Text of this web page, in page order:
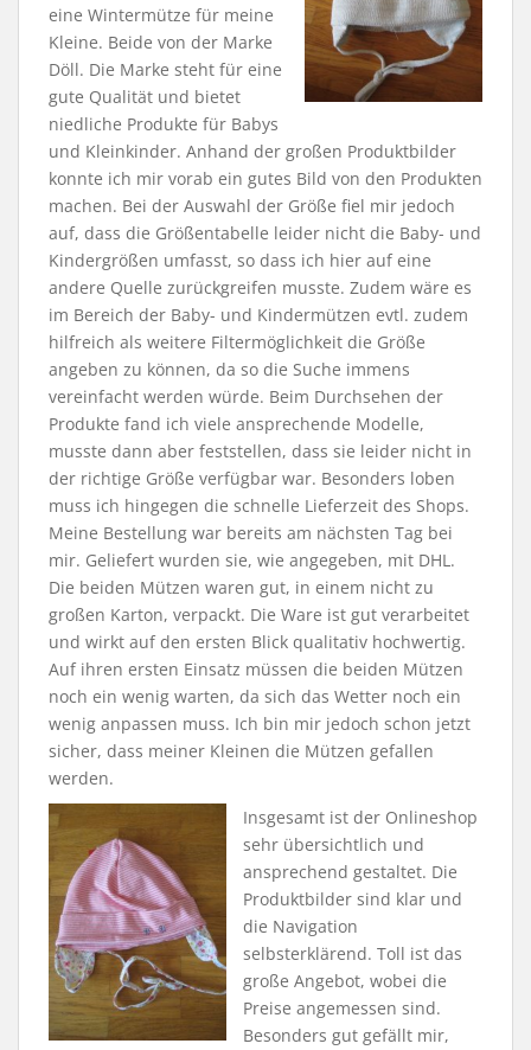
eine Wintermütze für meine
Kleine. Beide von der Marke
Döll. Die Marke steht für eine
gute Qualität und bietet
niedliche Produkte für Babys
und Kleinkinder. Anhand der großen Produktbilder
konnte ich mir vorab ein gutes Bild von den Produkten
machen. Bei der Auswahl der Größe fiel mir jedoch
auf, dass die Größentabelle leider nicht die Baby- und
Kindergrößen umfasst, so dass ich hier auf eine
andere Quelle zurückgreifen musste. Zudem wäre es
im Bereich der Baby- und Kindermützen evtl. zudem
hilfreich als weitere Filtermöglichkeit die Größe
angeben zu können, da so die Suche immens
vereinfacht werden würde. Beim Durchsehen der
Produkte fand ich viele ansprechende Modelle,
musste dann aber feststellen, dass sie leider nicht in
der richtige Größe verfügbar war. Besonders loben
muss ich hingegen die schnelle Lieferzeit des Shops.
Meine Bestellung war bereits am nächsten Tag bei
mir. Geliefert wurden sie, wie angegeben, mit DHL.
Die beiden Mützen waren gut, in einem nicht zu
großen Karton, verpackt. Die Ware ist gut verarbeitet
und wirkt auf den ersten Blick qualitativ hochwertig.
Auf ihren ersten Einsatz müssen die beiden Mützen
noch ein wenig warten, da sich das Wetter noch ein
wenig anpassen muss. Ich bin mir jedoch schon jetzt
sicher, dass meiner Kleinen die Mützen gefallen
werden.
Insgesamt ist der Onlineshop
sehr übersichtlich und
ansprechend gestaltet. Die
Produktbilder sind klar und
die Navigation
selbsterklärend. Toll ist das
große Angebot, wobei die
Preise angemessen sind.
Besonders gut gefällt mir,